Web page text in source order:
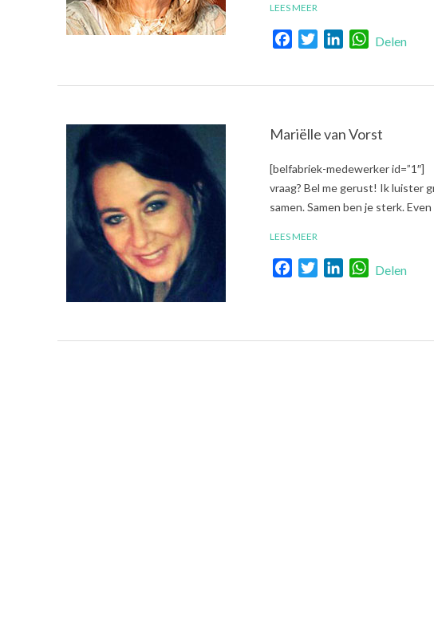
LEES MEER
FacebookTwitterLinkedInWhatsApp
Delen
Mariëlle van Vorst
2017-
[belfabriek-medewerker
vraag? Bel me gerust! Ik luister
samen. Samen ben je sterk.
LEES MEER
FacebookTwitterLinkedInWhatsApp
Delen